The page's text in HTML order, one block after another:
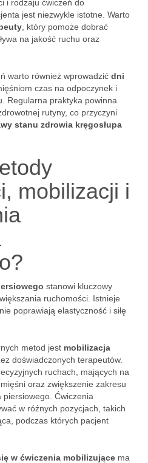
i rodzaju ćwiczeń do
jest niezwykle istotne. Warto
, który pomoże dobrać
na jakość ruchu oraz
warto również wprowadzić dni
czas na odpoczynek i
Regularna praktyka powinna
rutyny, co przyczyni
stanu zdrowia kręgosłupa
mobilizacji i
stanowi kluczowy
ruchomości. Istnieje
poprawiają elastyczność i siłę
metod jest mobilizacja
doświadczonych terapeutów.
ruchach, mających na
oraz zwiększenie zakresu
piersiowego. Ćwiczenia
w różnych pozycjach, takich
podczas których pacjent
w ćwiczenia mobilizujące ma